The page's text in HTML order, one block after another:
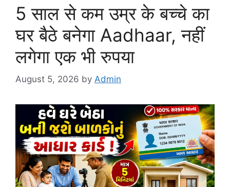
5 साल से कम उम्र के बच्चे का
घर बैठे बनेगा Aadhaar, नहीं
लगेगा एक भी रुपया
August 5, 2026 by Admin